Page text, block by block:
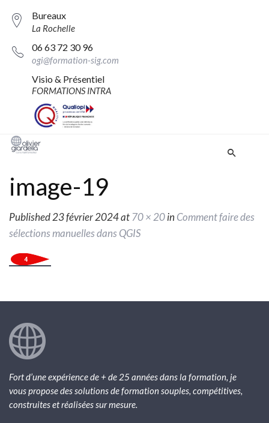
Bureaux
La Rochelle
06 63 72 30 96
ogi@formation-sig.com
Visio & Présentiel
FORMATIONS INTRA
image-19
Published23 février 2024at 70 × 20inComment faire des
sélections manuelles dans QGIS
Fort d’une expérience de + de 25 années dans la formation, je
vous propose des solutions de formation souples, compétitives,
construites et réalisées sur mesure.